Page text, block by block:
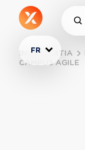
FR
INSIDE EXTIA
CAMPUS AGILE